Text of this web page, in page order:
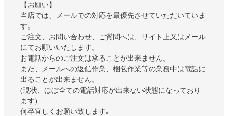
【お願い】
当店では、メールでの対応を最優先させていただいていま
す。
ご注文、お問い合わせ、ご質問へは、サイト上又はメール
にてお願いいたします。
お電話からのご注文は承ることが出来ません。
また、メールへの返信作業、梱包作業等の業務中は電話に
出ることが出来ません。
(現状、ほぼ全ての電話対応が出来ない状態になっており
ます)
何卒宜しくお願い致します｡